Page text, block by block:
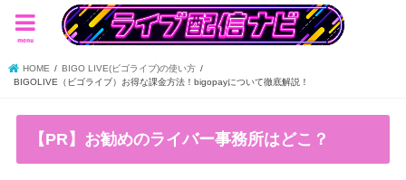
menu
HOME
BIGO LIVE(ビゴライブ)の使い方
BIGOLIVE（ビゴライブ）お得な課金方法！bigopayについて徹底解説！
【PR】お勧めのライバー事務所はどこ？